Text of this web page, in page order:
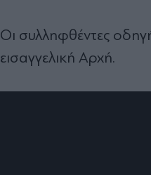
Οι συλληφθέντες
εισαγγελική Αρχή.